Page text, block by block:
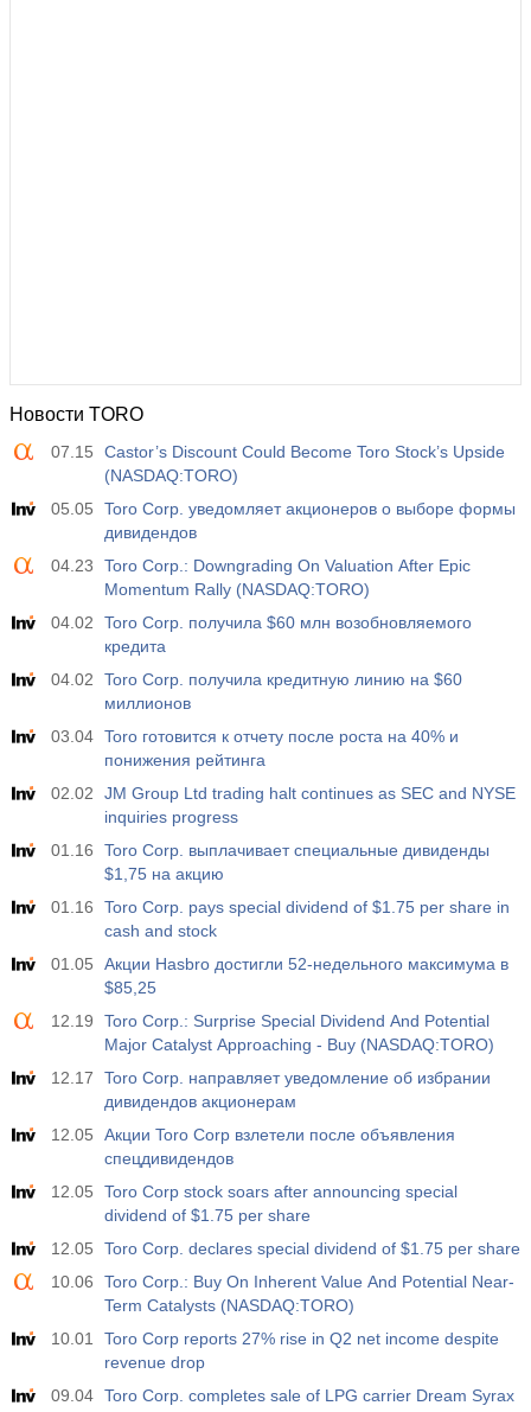
Новости TORO
07.15
Castor’s Discount Could Become Toro Stock’s Upside
(NASDAQ:TORO)
05.05
Toro Corp. уведомляет акционеров о выборе формы
дивидендов
04.23
Toro Corp.: Downgrading On Valuation After Epic
Momentum Rally (NASDAQ:TORO)
04.02
Toro Corp. получила $60 млн возобновляемого
кредита
04.02
Toro Corp. получила кредитную линию на $60
миллионов
03.04 Toro готовится к отчету после роста на 40% и
понижения рейтинга
02.02
JM Group Ltd trading halt continues as SEC and NYSE
inquiries progress
01.16
Toro Corp. выплачивает специальные дивиденды
$1,75 на акцию
01.16
Toro Corp. pays special dividend of $1.75 per share in
cash and stock
01.05
Акции Hasbro достигли 52-недельного максимума в
$85,25
12.19
Toro Corp.: Surprise Special Dividend And Potential
Major Catalyst Approaching - Buy (NASDAQ:TORO)
12.17
Toro Corp. направляет уведомление об избрании
дивидендов акционерам
12.05
Акции Toro Corp взлетели после объявления
спецдивидендов
12.05
Toro Corp stock soars after announcing special
dividend of $1.75 per share
12.05
Toro Corp. declares special dividend of $1.75 per share
10.06
Toro Corp.: Buy On Inherent Value And Potential Near-
Term Catalysts (NASDAQ:TORO)
10.01
Toro Corp reports 27% rise in Q2 net income despite
revenue drop
09.04 Toro Corp. completes sale of LPG carrier Dream Syrax